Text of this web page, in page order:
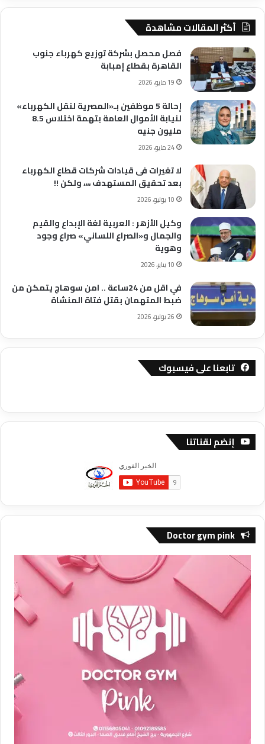
أكثر المقالات مشاهدة
فصل محصل بشركة توزيع كهرباء جنوب
القاهرة بقطاع إمبابة
19 مايو، 2026
إحالة 5 موظفين بـ«المصرية لنقل الكهرباء»
لنيابة الأموال العامة بتهمة اختلاس 8.5
مليون جنيه
24 مايو، 2026
لا تغيرات فى قيادات شركات قطاع الكهرباء
بعد تحقيق المستهدف ،،،، ولكن !!
10 يوليو، 2026
وكيل الأزهر : العربية لغة الإبداع والقيم
والجمال و«الصراع اللساني» صراع وجود
وهوية
10 يناير، 2026
في اقل من 24ساعة .. امن سوهاج يتمكن من
ضبط المتهمان بقتل فتاة المنشاة
26 يوليو، 2026
تابعنا على فيسبوك
إنضم لقناتنا
Doctor gym pink